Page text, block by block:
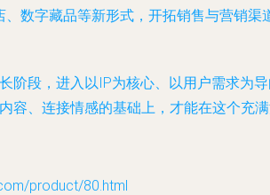
数字藏品等新形式，开拓销售与营销渠
阶段，进入以IP为核心、以用户需求为
容、连接情感的基础上，才能在这个充
product/80.html